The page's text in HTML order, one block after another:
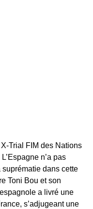
Trial FIM des Nations
n’a pas
dans cette
Toni Bou et son
a livré une
s’adjugeant une